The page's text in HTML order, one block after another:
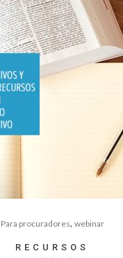
Para procuradores, webinar
RECURSOS